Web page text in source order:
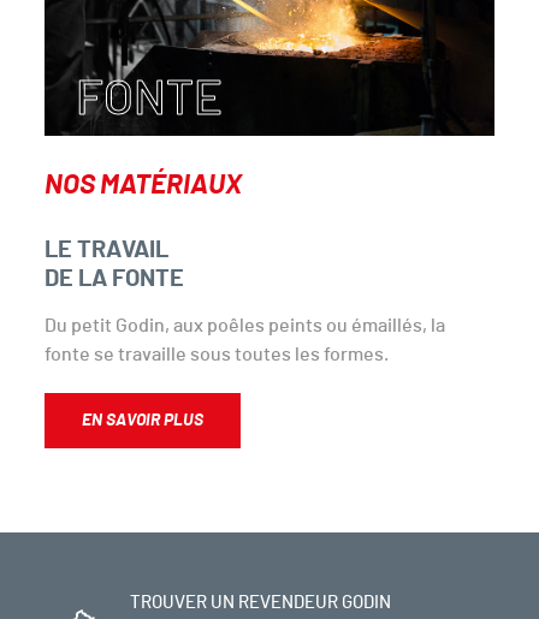
FONTE
NOS MATÉRIAUX
LE TRAVAIL
DE LA FONTE
Du petit Godin, aux poêles peints ou émaillés, la
fonte se travaille sous toutes les formes.
EN SAVOIR PLUS
TROUVER UN REVENDEUR GODIN